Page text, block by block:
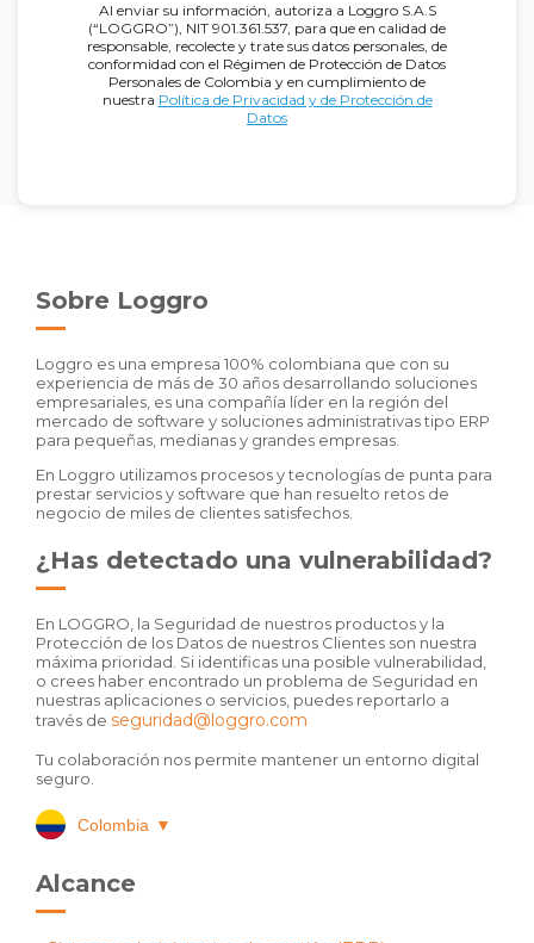
Al enviar su información, autoriza a Loggro S.A.S
(“LOGGRO”), NIT 901.361.537, para que en calidad de
responsable, recolecte y trate sus datos personales, de
conformidad con el Régimen de Protección de Datos
Personales de Colombia y en cumplimiento de
nuestra Política de Privacidad y de Protección de
Datos
Sobre Loggro
Loggro es una empresa 100% colombiana que con su
experiencia de más de 30 años desarrollando soluciones
empresariales, es una compañía líder en la región del
mercado de software y soluciones administrativas tipo ERP
para pequeñas, medianas y grandes empresas.
En Loggro utilizamos procesos y tecnologías de punta para
prestar servicios y software que han resuelto retos de
negocio de miles de clientes satisfechos.
¿Has detectado una vulnerabilidad?
En LOGGRO, la Seguridad de nuestros productos y la
Protección de los Datos de nuestros Clientes son nuestra
máxima prioridad. Si identificas una posible vulnerabilidad,
o crees haber encontrado un problema de Seguridad en
nuestras aplicaciones o servicios, puedes reportarlo a
través de seguridad@loggro.com
Tu colaboración nos permite mantener un entorno digital
seguro.
Colombia ▼
Alcance